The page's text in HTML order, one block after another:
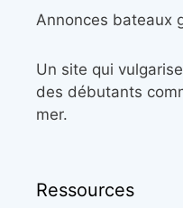
Annonces bateaux
Un site qui
des débutants
mer.
Ressources